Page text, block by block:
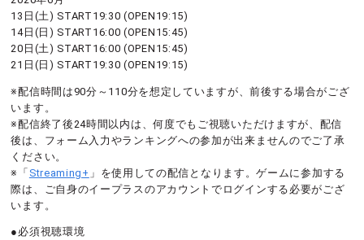
13日(土) START19:30 (OPEN19:15)
14日(日) START16:00 (OPEN15:45)
20日(土) START16:00 (OPEN15:45)
21日(日) START19:30 (OPEN19:15)
※配信時間は90分～110分を想定していますが、前後する場合がござ
います。
※配信終了後24時間以内は、何度でもご視聴いただけますが、配信
後は、フォーム入力やランキングへの参加が出来ませんのでご了承
ください。
※「 Streaming+ 」を使用しての配信となります。ゲームに参加する
際は、ご自身のイープラスのアカウントでログインする必要がござ
います。
●必須視聴環境